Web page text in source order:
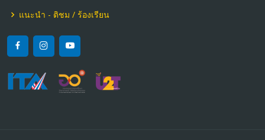
แนะนำ - ติชม / ร้องเรียน